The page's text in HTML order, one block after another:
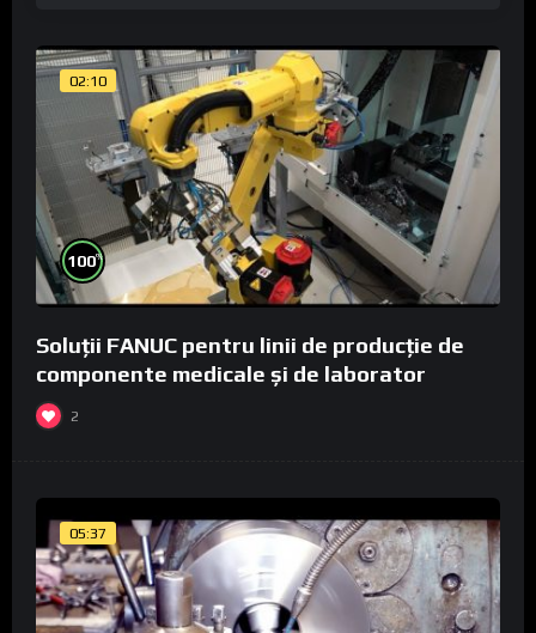
02:10
100%
Soluții FANUC pentru linii de producție de
componente medicale și de laborator
2
05:37